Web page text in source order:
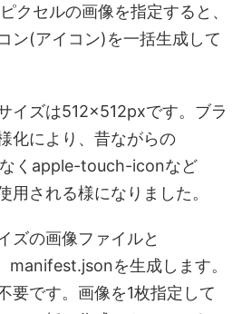
クセルの画像を指定すると、
ン(アイコン)を一括生成して
イズは512×512pxです。ブラ
化により、昔ながらの
くapple-touch-iconなど
用される様になりました。
ズの画像ファイルと
を生成します。
要です。画像を1枚指定して